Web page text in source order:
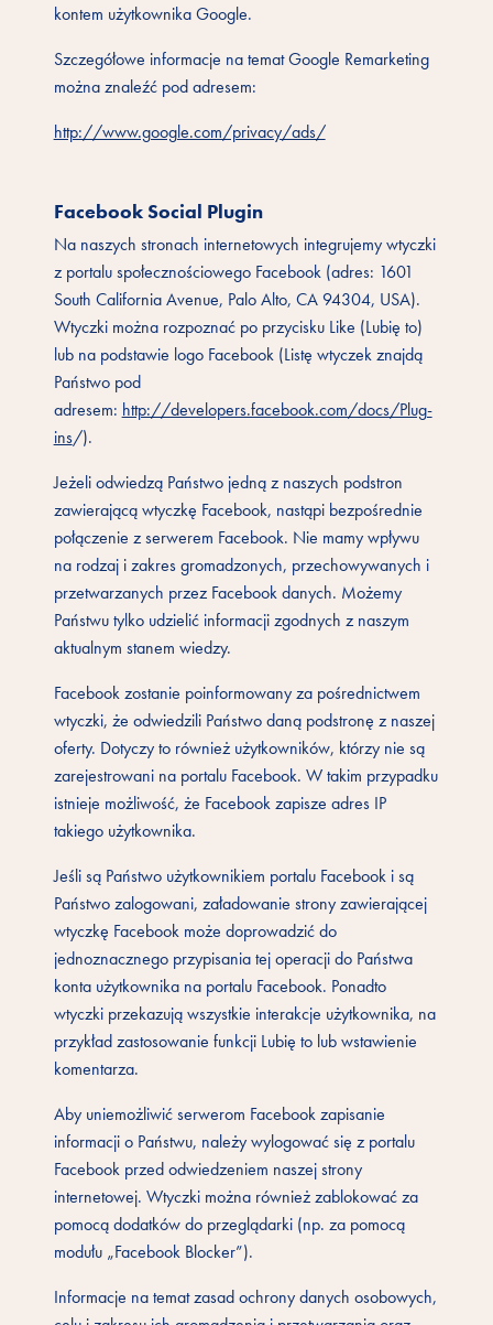
kontem użytkownika Google.
Szczegółowe informacje na temat Google Remarketing
można znaleźć pod adresem:
http://www.google.com/privacy/ads/
Facebook Social Plugin
Na naszych stronach internetowych integrujemy wtyczki
z portalu społecznościowego Facebook (adres: 1601
South California Avenue, Palo Alto, CA 94304, USA).
Wtyczki można rozpoznać po przycisku Like (Lubię to)
lub na podstawie logo Facebook (Listę wtyczek znajdą
Państwo pod
adresem: http://developers.facebook.com/docs/Plug-
ins/).
Jeżeli odwiedzą Państwo jedną z naszych podstron
zawierającą wtyczkę Facebook, nastąpi bezpośrednie
połączenie z serwerem Facebook. Nie mamy wpływu
na rodzaj i zakres gromadzonych, przechowywanych i
przetwarzanych przez Facebook danych. Możemy
Państwu tylko udzielić informacji zgodnych z naszym
aktualnym stanem wiedzy.
Facebook zostanie poinformowany za pośrednictwem
wtyczki, że odwiedzili Państwo daną podstronę z naszej
oferty. Dotyczy to również użytkowników, którzy nie są
zarejestrowani na portalu Facebook. W takim przypadku
istnieje możliwość, że Facebook zapisze adres IP
takiego użytkownika.
Jeśli są Państwo użytkownikiem portalu Facebook i są
Państwo zalogowani, załadowanie strony zawierającej
wtyczkę Facebook może doprowadzić do
jednoznacznego przypisania tej operacji do Państwa
konta użytkownika na portalu Facebook. Ponadto
wtyczki przekazują wszystkie interakcje użytkownika, na
przykład zastosowanie funkcji Lubię to lub wstawienie
komentarza.
Aby uniemożliwić serwerom Facebook zapisanie
informacji o Państwu, należy wylogować się z portalu
Facebook przed odwiedzeniem naszej strony
internetowej. Wtyczki można również zablokować za
pomocą dodatków do przeglądarki (np. za pomocą
modułu „Facebook Blocker”).
Informacje na temat zasad ochrony danych osobowych,